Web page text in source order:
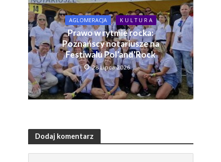
AGLOMERACJA K U L T U R A
Prawo w rytmie rocka:
Poznańscy notariusze na
Festiwalu Pol’and’Rock
28 Lipca 2026
Dodaj komentarz